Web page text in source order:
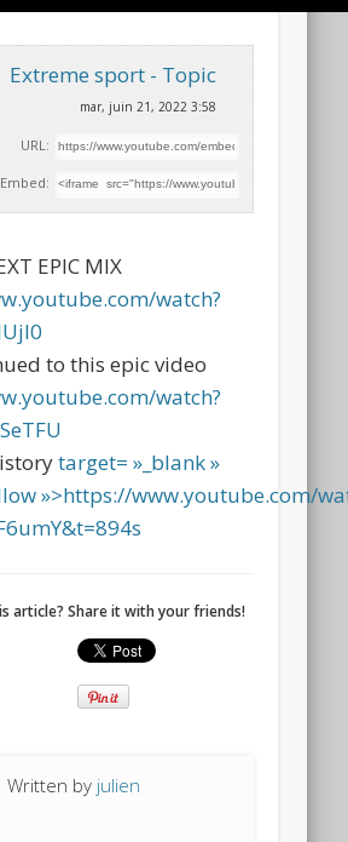
Extreme sport - Topic
mar, juin 21, 2022 3:58
URL:
Embed:
EPIC MIX
watch?
to this epic video
watch?
target= »_blank »
»>https://www.youtube.com/
article? Share it with your friends!
Written by julien